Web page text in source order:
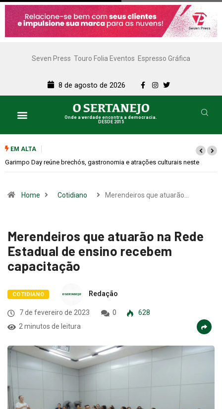
Seven Press Touro Folia Eventos Espresso Gráfica
8 de agosto de 2026
Onde a verdade encontra a democracia.
DESDE 2015
EM ALTA
Bugonia transforma paranoia e conspiração em um suspense
Home Cotidiano Merendeiros que atuarão…
Merendeiros que atuarão na Rede
Estadual de ensino recebem
capacitação
COTIDIANO Redação
7 de fevereiro de 2023 0
628
2 minutos de leitura